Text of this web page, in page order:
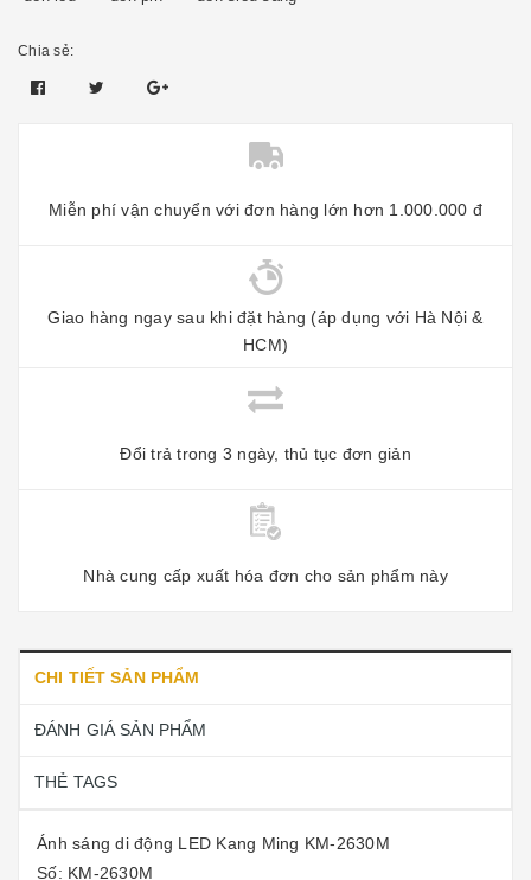
Chia sẻ:
Miễn phí vận chuyển với đơn hàng lớn hơn 1.000.000 đ
Giao hàng ngay sau khi đặt hàng (áp dụng với Hà Nội &
HCM)
Đổi trả trong 3 ngày, thủ tục đơn giản
Nhà cung cấp xuất hóa đơn cho sản phẩm này
CHI TIẾT SẢN PHẨM
ĐÁNH GIÁ SẢN PHẨM
THẺ TAGS
Ánh sáng di động LED Kang Ming KM-2630M
Số: KM-2630M